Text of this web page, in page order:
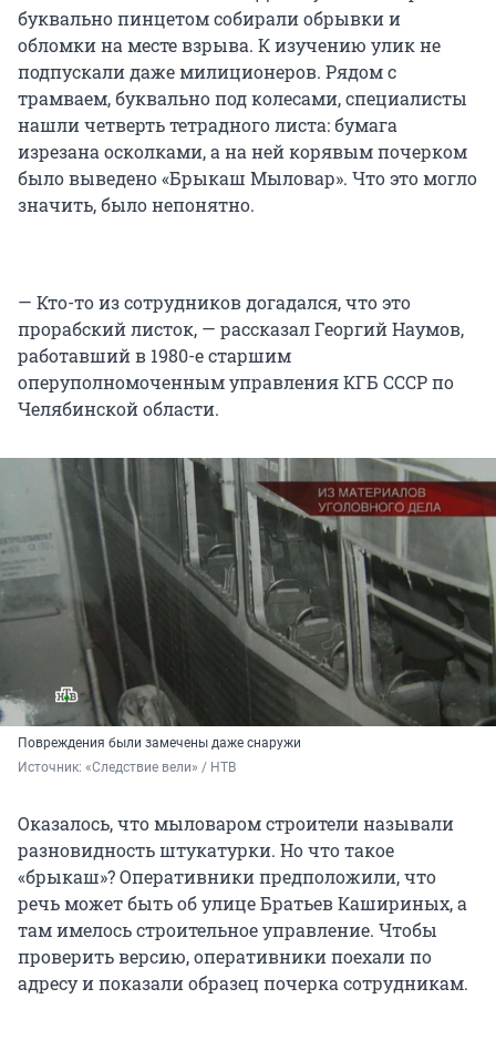
буквально пинцетом собирали обрывки и
обломки на месте взрыва. К изучению улик не
подпускали даже милиционеров. Рядом с
трамваем, буквально под колесами, специалисты
нашли четверть тетрадного листа: бумага
изрезана осколками, а на ней корявым почерком
было выведено «Брыкаш Мыловар». Что это могло
значить, было непонятно.
— Кто-то из сотрудников догадался, что это
прорабский листок, — рассказал Георгий Наумов,
работавший в 1980-е старшим
оперуполномоченным управления КГБ СССР по
Челябинской области.
Повреждения были замечены даже снаружи
Источник: «Следствие вели» / НТВ
Оказалось, что мыловаром строители называли
разновидность штукатурки. Но что такое
«брыкаш»? Оперативники предположили, что
речь может быть об улице Братьев Кашириных, а
там имелось строительное управление. Чтобы
проверить версию, оперативники поехали по
адресу и показали образец почерка сотрудникам.